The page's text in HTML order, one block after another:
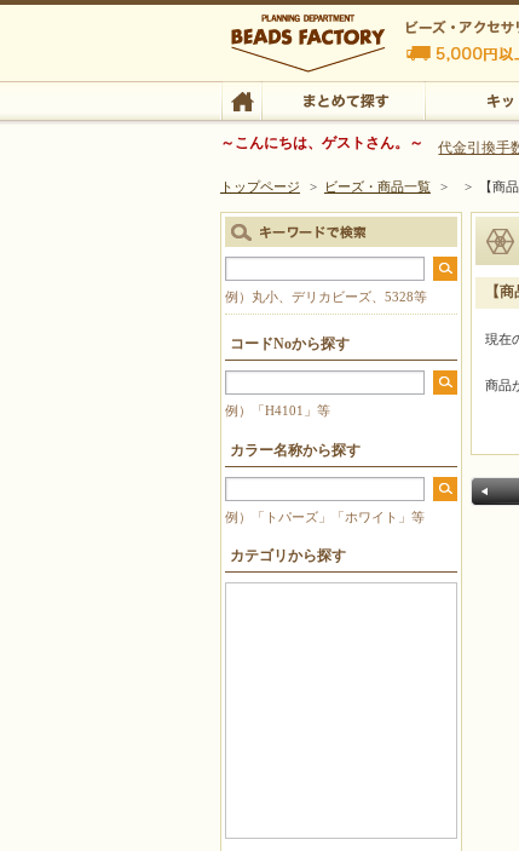
ビーズファクトリー ビーズ・パーツ・金具
ビーズ・アクセ
ビーズ・アクセサリーの専門店 ビーズファク
TOP まとめて探す キット
～こんにちは、ゲストさん。～ 代金引換手
トップページ > ビーズ・商品一覧 > > 【商
【
現在
商品
例）丸小、デリカビーズ、5328等
コードNoから探す
例）「H4101」等
カラー名称から探す
例）「トパーズ」「ホワイト」等
カテゴリから探す